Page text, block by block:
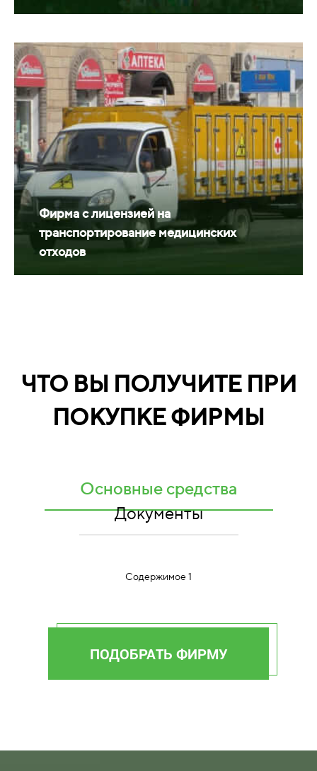
Фирма с лицензией на
транспортирование медицинских
отходов
ЧТО ВЫ ПОЛУЧИТЕ ПРИ
ПОКУПКЕ ФИРМЫ
Основные средства
Документы
Содержимое 1
ПОДОБРАТЬ ФИРМУ